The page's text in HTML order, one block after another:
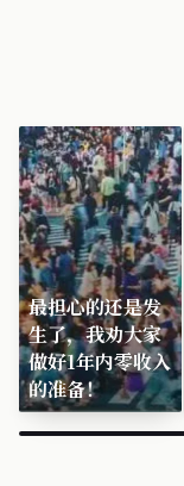
最担心的还是发
生了，我劝大家
做好1年内零收入
的准备！